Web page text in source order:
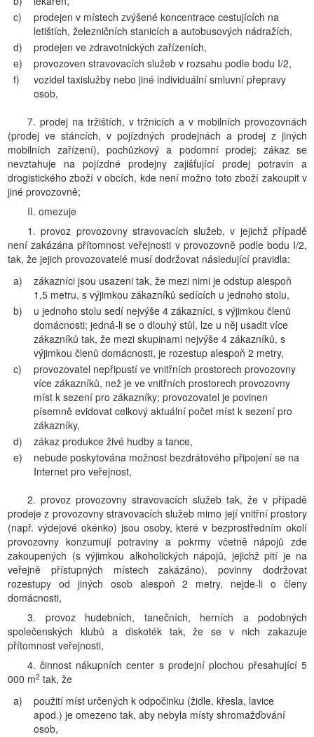
c)
prodejen v místech zvýšené koncentrace cestujících na
letištích, železničních stanicích a autobusových nádražích,
d)
prodejen ve zdravotnických zařízeních,
e)
provozoven stravovacích služeb v rozsahu podle bodu I/2,
f)
vozidel taxislužby nebo jiné individuální smluvní přepravy
osob,
7. prodej na tržištích, v tržnicích a v mobilních provozovnách
(prodej ve stáncích, v pojízdných prodejnách a prodej z jiných
mobilních zařízení), pochůzkový a podomní prodej; zákaz se
nevztahuje na pojízdné prodejny zajišťující prodej potravin a
drogistického zboží v obcích, kde není možno toto zboží zakoupit v
jiné provozovně;
II. omezuje
1. provoz provozovny stravovacích služeb, v jejichž případě
není zakázána přítomnost veřejnosti v provozovně podle bodu I/2,
tak, že jejich provozovatelé musí dodržovat následující pravidla:
a)
zákazníci jsou usazeni tak, že mezi nimi je odstup alespoň
1,5 metru, s výjimkou zákazníků sedících u jednoho stolu,
b)
u jednoho stolu sedí nejvýše 4 zákazníci, s výjimkou členů
domácnosti; jedná-li se o dlouhý stůl, lze u něj usadit více
zákazníků tak, že mezi skupinami nejvýše 4 zákazníků, s
výjimkou členů domácnosti, je rozestup alespoň 2 metry,
c)
provozovatel nepřipustí ve vnitřních prostorech provozovny
více zákazníků, než je ve vnitřních prostorech provozovny
míst k sezení pro zákazníky; provozovatel je povinen
písemně evidovat celkový aktuální počet míst k sezení pro
zákazníky,
d)
zákaz produkce živé hudby a tance,
e)
nebude poskytována možnost bezdrátového připojení se na
Internet pro veřejnost,
2. provoz provozovny stravovacích služeb tak, že v případě
prodeje z provozovny stravovacích služeb mimo její vnitřní prostory
(např. výdejové okénko) jsou osoby, které v bezprostředním okolí
provozovny konzumují potraviny a pokrmy včetně nápojů zde
zakoupených (s výjimkou alkoholických nápojů, jejichž pití je na
veřejně přístupných místech zakázáno), povinny dodržovat
rozestupy od jiných osob alespoň 2 metry, nejde-li o členy
domácnosti,
3. provoz hudebních, tanečních, herních a podobných
společenských klubů a diskoték tak, že se v nich zakazuje
přítomnost veřejnosti,
4. činnost nákupních center s prodejní plochou přesahující 5
000 m2 tak, že
a)
použití míst určených k odpočinku (židle, křesla, lavice
apod.) je omezeno tak, aby nebyla místy shromažďování
osob,